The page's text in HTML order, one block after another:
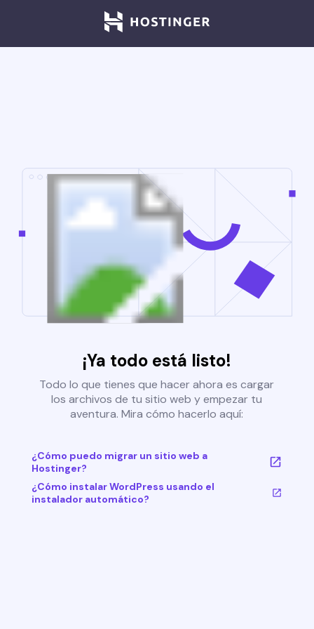
¡Ya todo está listo!
Todo lo que tienes que hacer ahora es cargar
los archivos de tu sitio web y empezar tu
aventura. Mira cómo hacerlo aquí:
¿Cómo puedo migrar un sitio web a
Hostinger?
¿Cómo instalar WordPress usando el
instalador automático?